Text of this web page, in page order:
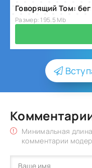
Размер: 195.5 Mb
Минимальная
комментарии